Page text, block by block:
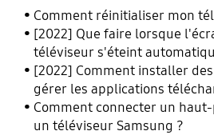
Comment réinitialiser mon
[2022] Que faire lorsque
téléviseur s'éteint
[2022] Comment installer
gérer les applications
téléviseur Samsung.
Comment connecter un
un téléviseur Samsung ?